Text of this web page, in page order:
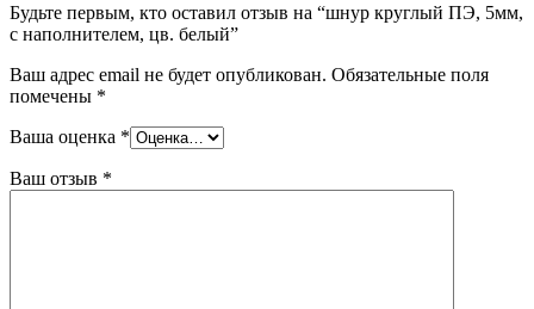
Будьте первым, кто оставил отзыв на “шнур круглый ПЭ, 5мм,
с наполнителем, цв. белый”
Ваш адрес email не будет опубликован. Обязательные поля
помечены *
Ваша оценка *
Ваш отзыв *